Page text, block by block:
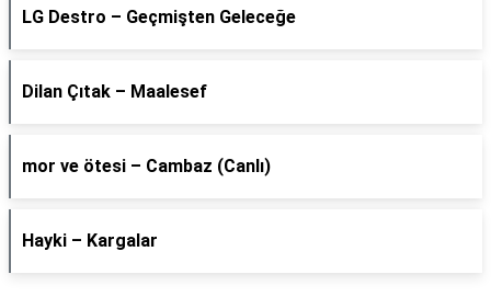
LG Destro – Geçmişten Geleceğe
Dilan Çıtak – Maalesef
​mor ve ötesi – Cambaz (Canlı)
Hayki – Kargalar